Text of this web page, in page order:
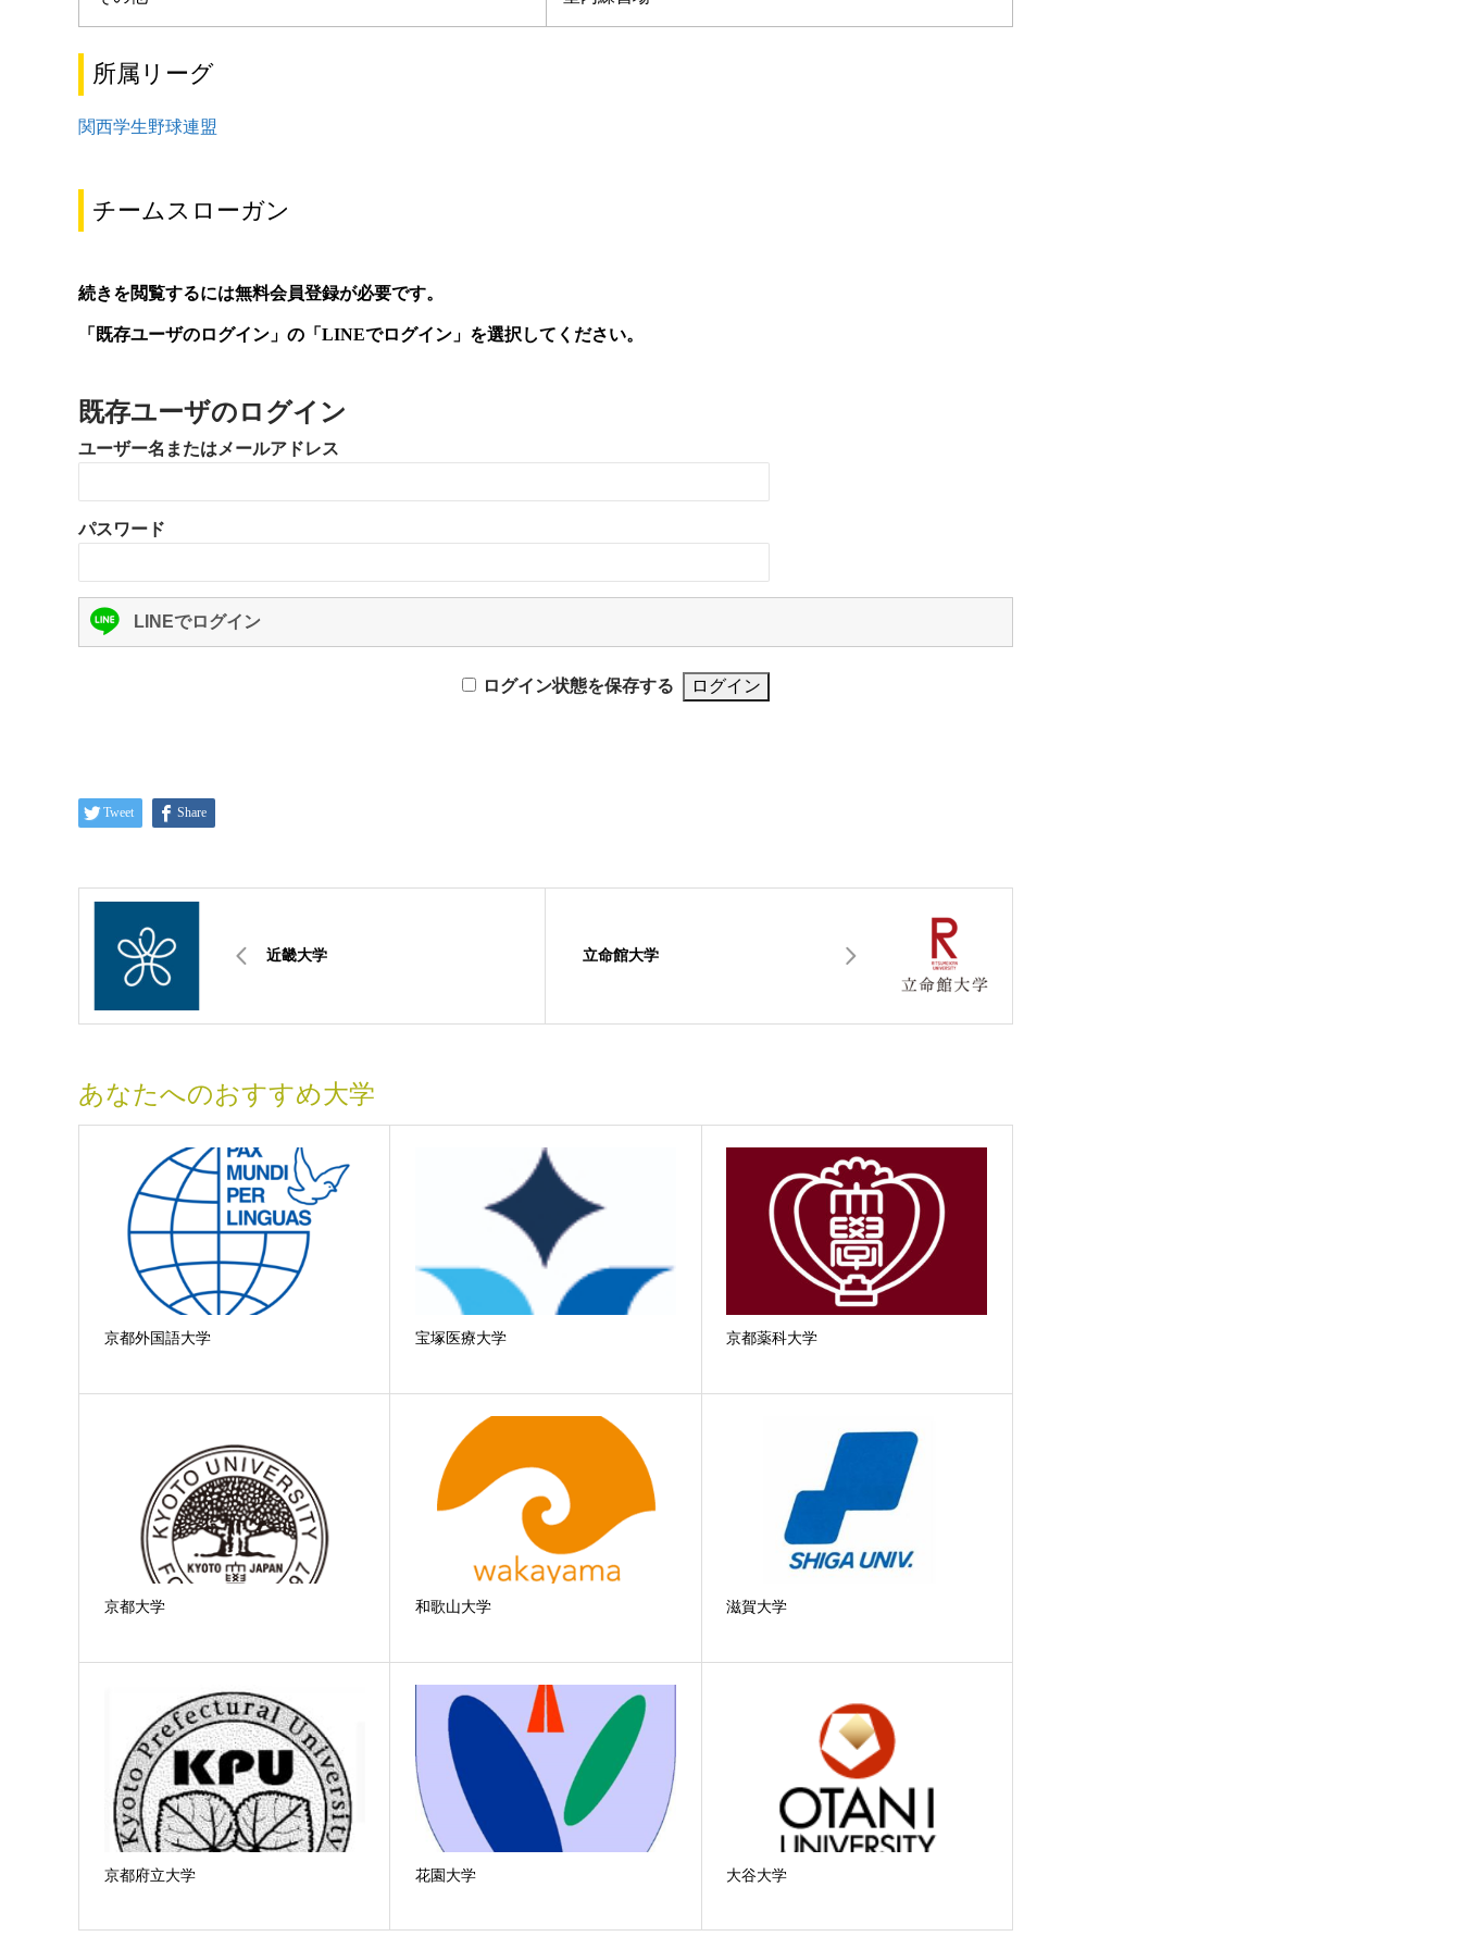
所属リーグ
関西学生野球連盟
チームスローガン
続きを閲覧するには無料会員登録が必要です。
「既存ユーザのログイン」の「LINEでログイン」を選択してください。
既存ユーザのログイン
ユーザー名またはメールアドレス
パスワード
LINEでログイン
ログイン状態を保存する
Tweet Share
近畿大学 立命館大学
あなたへのおすすめ大学
京都外国語大学 宝塚医療大学 京都薬科大学
京都大学 和歌山大学 滋賀大学
京都府立大学 花園大学 大谷大学